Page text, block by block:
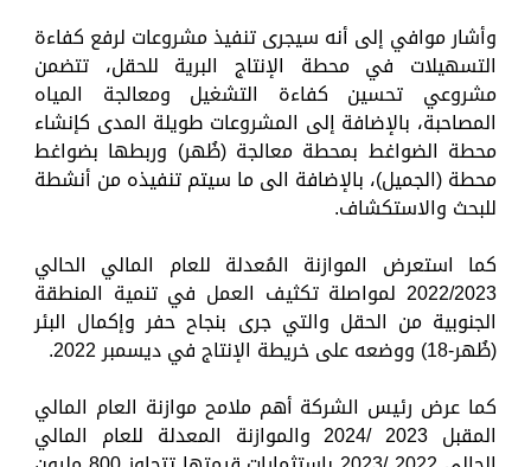
وأشار موافي إلى أنه سيجرى تنفيذ مشروعات لرفع كفاءة
التسهيلات في محطة الإنتاج البرية للحقل، تتضمن
مشروعي تحسين كفاءة التشغيل ومعالجة المياه
المصاحبة، بالإضافة إلى المشروعات طويلة المدى كإنشاء
محطة الضواغط بمحطة معالجة (ظُهر) وربطها بضواغط
محطة (الجميل)، بالإضافة الى ما سيتم تنفيذه من أنشطة
للبحث والاستكشاف.
كما استعرض الموازنة المُعدلة للعام المالي الحالي
2022/2023 لمواصلة تكثيف العمل في تنمية المنطقة
الجنوبية من الحقل والتي جرى بنجاح حفر وإكمال البئر
(ظُهر-18) ووضعه على خريطة الإنتاج في ديسمبر 2022.
كما عرض رئيس الشركة أهم ملامح موازنة العام المالي
المقبل 2023 /2024 والموازنة المعدلة للعام المالي